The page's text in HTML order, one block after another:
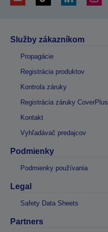
Služby zákazníkom
Propagácie
Registrácia produktov
Kontrola záruky
Registrácia záruky CoverPlus
Kontakt
Vyhľadávač predajcov
Podmienky
Podmienky používania
Legal
Safety Data Sheets
Partners